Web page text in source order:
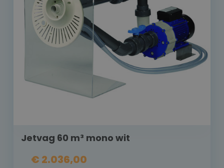
Jetvag 60 m³ mono wit
€ 2.036,00